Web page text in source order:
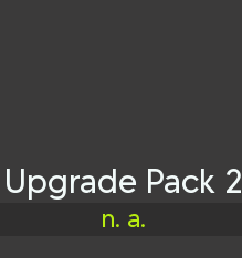
Upgrade Pack 2
n. a.